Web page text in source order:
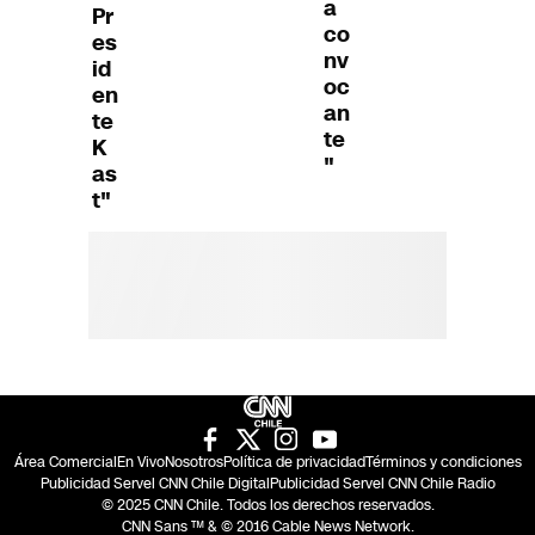
Pr
es
id
en
te
K
as
t"
a
co
nv
oc
an
te
"
Área ComercialEn VivoNosotrosPolítica de privacidadTérminos y condiciones
Publicidad Servel CNN Chile DigitalPublicidad Servel CNN Chile Radio
© 2025 CNN Chile. Todos los derechos reservados.
CNN Sans ™ & © 2016 Cable News Network.